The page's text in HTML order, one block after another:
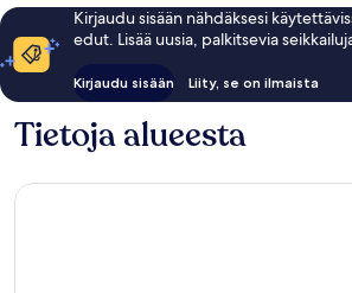
Kirjaudu sisään nähdäksesi
edut. Lisää uusia, palkitsevia
Kirjaudu sisään Liity, se on ilmaista
Tietoja alueesta